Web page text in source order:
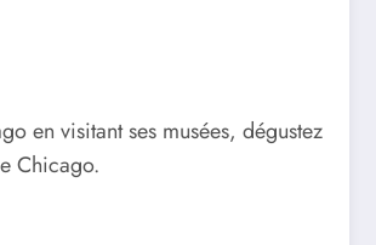
en visitant ses musées, dégustez
Chicago.